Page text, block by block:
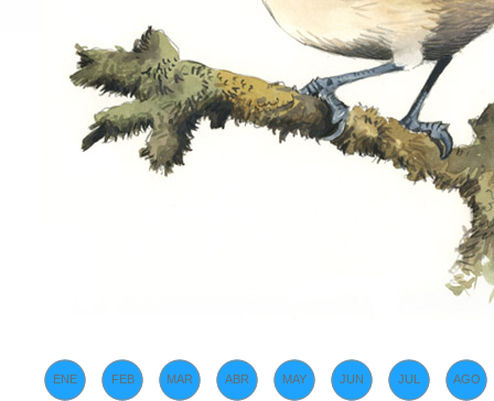
ENE FEB MAR ABR MAY JUN JUL AGO